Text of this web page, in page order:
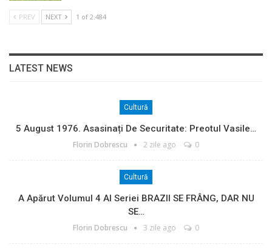
PREV NEXT 1 of 2.484
LATEST NEWS
Cultură
5 August 1976. Asasinați De Securitate: Preotul Vasile…
Florin Dobrescu 2 zile ago 0
Cultură
A Apărut Volumul 4 Al Seriei BRAZII SE FRÂNG, DAR NU
SE…
Florin Dobrescu 3 zile ago 0